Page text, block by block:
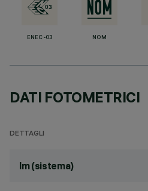
ENEC-03 NOM
DATI FOTOMETRICI
DETTAGLI
lm (sistema)